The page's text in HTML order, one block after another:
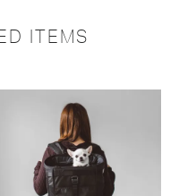
ITEMS